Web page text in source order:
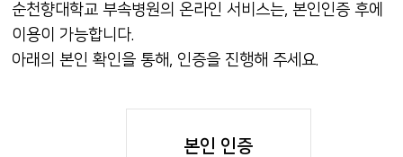
순천향대학교 부속병원의 온라인 서비스는, 본인인증 후에
이용이 가능합니다.
아래의 본인 확인을 통해, 인증을 진행해 주세요.
본인 인증